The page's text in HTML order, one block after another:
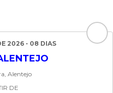
2026 - 08 DIAS
Alentejo
DE